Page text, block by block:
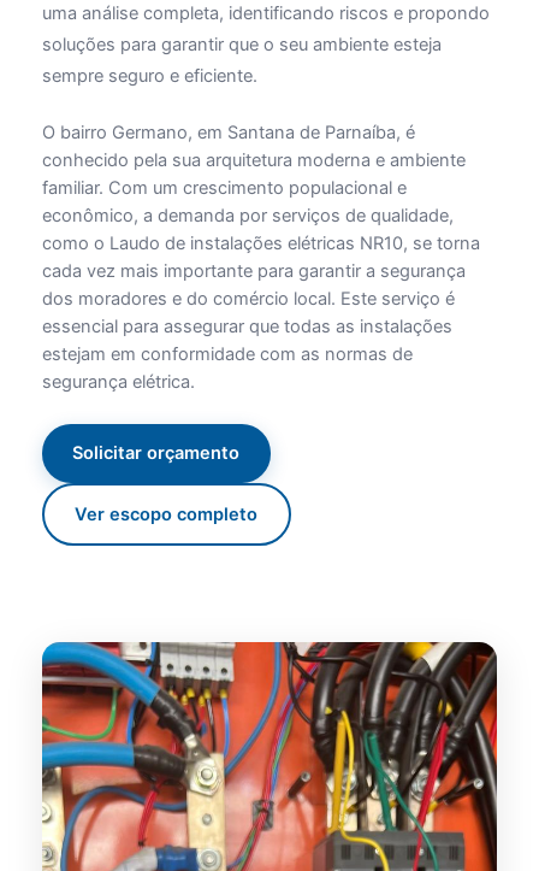
uma análise completa, identificando riscos e propondo
soluções para garantir que o seu ambiente esteja
sempre seguro e eficiente.
O bairro Germano, em Santana de Parnaíba, é
conhecido pela sua arquitetura moderna e ambiente
familiar. Com um crescimento populacional e
econômico, a demanda por serviços de qualidade,
como o Laudo de instalações elétricas NR10, se torna
cada vez mais importante para garantir a segurança
dos moradores e do comércio local. Este serviço é
essencial para assegurar que todas as instalações
estejam em conformidade com as normas de
segurança elétrica.
Solicitar orçamento
Ver escopo completo